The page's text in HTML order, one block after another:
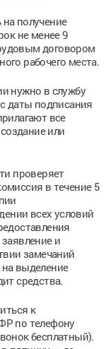
получение
не менее 9
договором
рабочего места.
нужно в службу
даты подписания
все
или
проверяет
в течение 5
всех условий
и
замечаний
выделение
средства.
к
по телефону
бесплатный).